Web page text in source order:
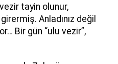
tayin olunur,
Anladınız değil
Bir gün “ulu vezir”,